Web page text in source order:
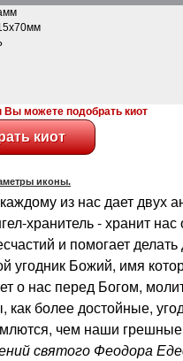
Вы можете подобрать киот
иконы.
из нас дает двух
хранитель - хранит нас
и помогает
угодник Божий, имя
о нас перед Богом,
как более достойные,
чем наши
святого Феодора